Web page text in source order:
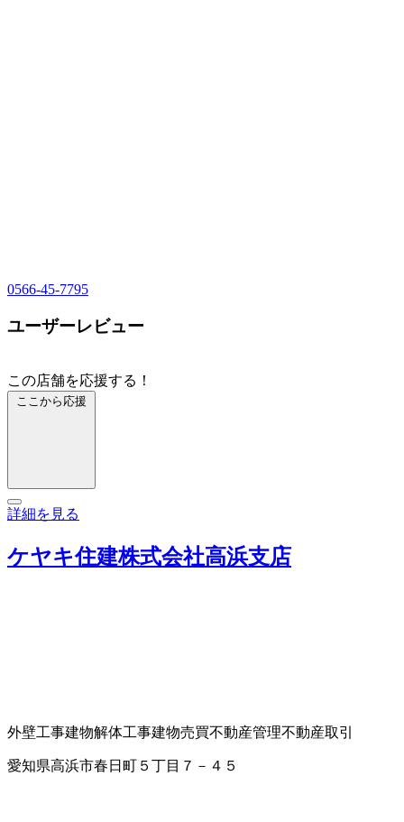
0566-45-7795
ユーザーレビュー
この店舗を応援する！
ここから応援
詳細を見る
ケヤキ住建株式会社高浜支店
外壁工事建物解体工事建物売買不動産管理不動産取引
愛知県高浜市春日町５丁目７－４５